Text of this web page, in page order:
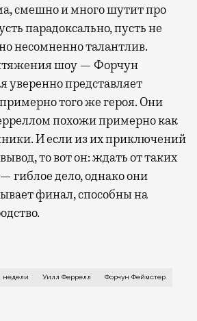
смешно и много шутит про
парадоксально, пусть не
несомненно талантлив.
шоу — Форчун
уверенно представляет
того же героя. Они
похожи примерно как
И если из их приключений
то вот он: ждать от таких
гиблое дело, однако они
финал, способны на
(Уилл Феррелл) был
недели Уилл Феррелл Форчун Феймстер